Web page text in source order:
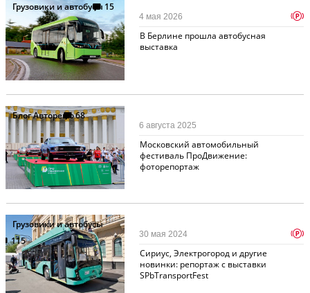
Грузовики и автобусы 15
В Берлине прошла автобусная
выставка
4 мая 2026 p
Блог Авторевю68
Московский автомобильный
фестиваль ПроДвижение:
фоторепортаж
6 августа 2025
Грузовики и автобусы
115
Сириус, Электрогород и другие
новинки: репортаж с выставки
SPbTransportFest
30 мая 2024 p